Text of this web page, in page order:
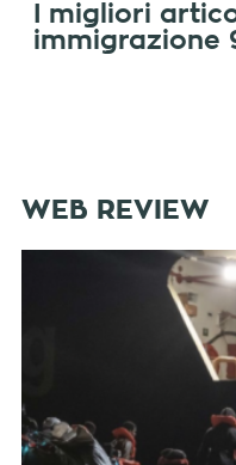
I migliori
immigrazione
WEB REVIEW